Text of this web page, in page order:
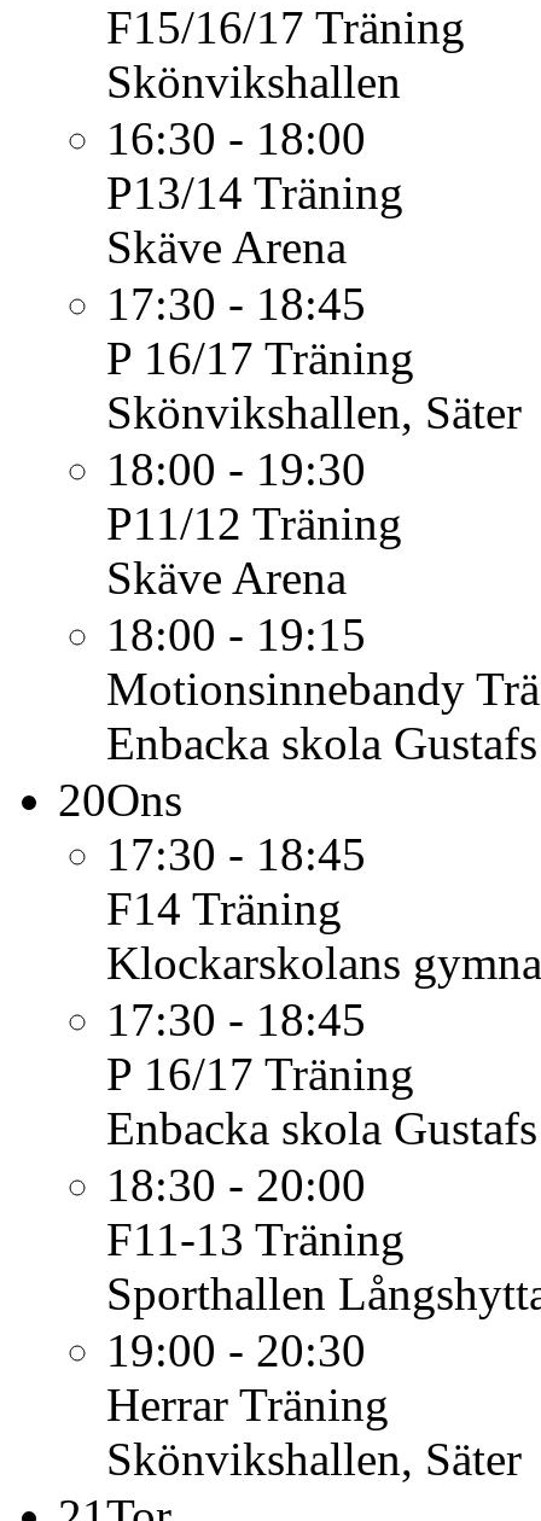
F15/16/17 Träning
Skönvikshallen
16:30 - 18:00
P13/14 Träning
Skäve Arena
17:30 - 18:45
P 16/17 Träning
Skönvikshallen, Säter
18:00 - 19:30
P11/12 Träning
Skäve Arena
18:00 - 19:15
Motionsinnebandy
Enbacka skola
20Ons
17:30 - 18:45
F14 Träning
Klockarskolans
17:30 - 18:45
P 16/17 Träning
Enbacka skola
18:30 - 20:00
F11-13 Träning
Sporthallen
19:00 - 20:30
Herrar Träning
Skönvikshallen, Säter